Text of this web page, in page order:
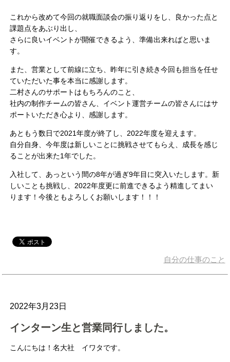
これから改めて今回の就職面談会の振り返りをし、良かった点と
課題点をあぶり出し、
さらに良いイベントが開催できるよう、準備出来ればと思いま
す。
また、営業として前線に立ち、昨年に引き続き今回も担当を任せ
ていただいた事を本当に感謝します。
二村さんのサポートはもちろんのこと、
社内の制作チームの皆さん、イベント運営チームの皆さんにはサ
ポートいただき心より、感謝します。
あともう数日で2021年度が終了し、2022年度を迎えます。
自分自身、今年度は新しいことに挑戦させてもらえ、成長を感じ
ることが出来た1年でした。
入社して、あっという間の8年が過ぎ9年目に突入いたします。新
しいことも挑戦し、2022年度更に前進できるよう精進してまい
ります！今後ともよろしくお願いします！！！
自分の仕事のこと
2022年3月23日
インターン生と営業同行しました。
こんにちは！名大社 イワタです。